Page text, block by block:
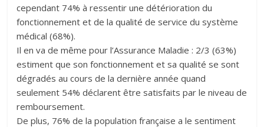
cependant 74% à ressentir une détérioration du
fonctionnement et de la qualité de service du système
médical (68%).
Il en va de même pour l’Assurance Maladie : 2/3 (63%)
estiment que son fonctionnement et sa qualité se sont
dégradés au cours de la dernière année quand
seulement 54% déclarent être satisfaits par le niveau de
remboursement.
De plus, 76% de la population française a le sentiment